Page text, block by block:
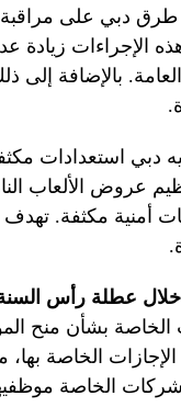
طرق دبي على مراقبة
الإجراءات زيادة
بالإضافة إلى
دبي استعدادات
عروض الألعاب
أمنية مكثفة.
عطلة رأس السنة
الخاصة بشأن منح
الخاصة بها،
الخاصة